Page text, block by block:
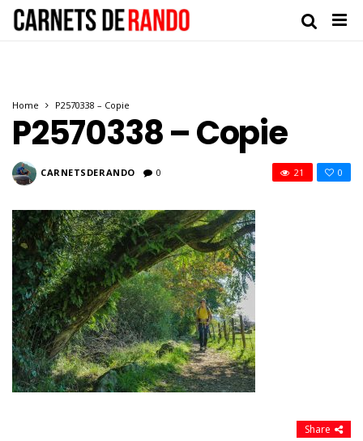
Home P2570338 – Copie
P2570338 – Copie
CARNETSDERANDO 0 0
21
Share